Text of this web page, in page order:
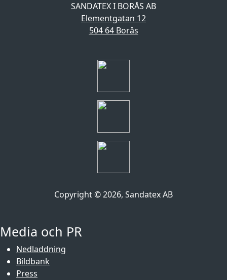
SANDATEX I BORÅS AB
Elementgatan 12
504 64 Borås
Copyright ©2026, Sandatex AB
Media och PR
Nedladdning
Bildbank
Press